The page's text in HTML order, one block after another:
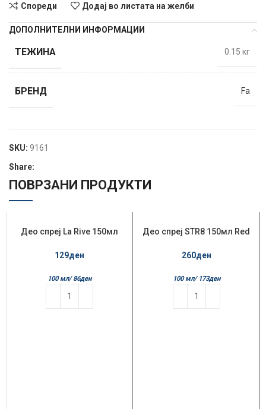
Спореди Додај во листата на желби
ДОПОЛНИТЕЛНИ ИНФОРМАЦИИ
ТЕЖИНА 0.15 кг
БРЕНД Fa
SKU: 9161
Share:
ПОВРЗАНИ ПРОДУКТИ
Део спреј La Rive 150мл
129ден
100 мл/ 86ден
Део спреј STR8 150мл Red
260ден
100 мл/ 173ден